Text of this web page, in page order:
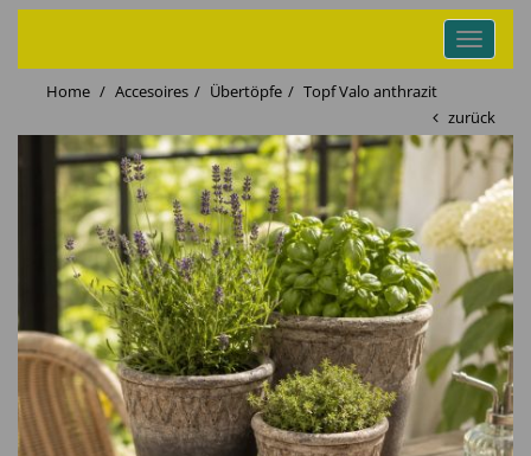
Toggle
Home
Accesoires Übertöpfe
Topf Valo anthrazit
zurück